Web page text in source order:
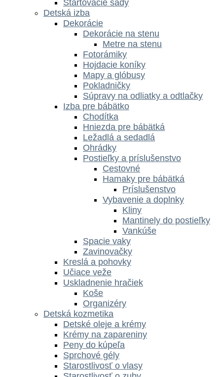
Štartovacie sady
Detská izba
Dekorácie
Dekorácie na stenu
Metre na stenu
Fotorámiky
Hojdacie koníky
Mapy a glóbusy
Pokladničky
Súpravy na odliatky a odtlačky
Izba pre bábätko
Chodítka
Hniezda pre bábätká
Ležadlá a sedadlá
Ohrádky
Postieľky a príslušenstvo
Cestovné
Hamaky pre bábätká
Príslušenstvo
Vybavenie a doplnky
Kliny
Mantinely do postieľky
Vankúše
Spacie vaky
Zavinovačky
Kreslá a pohovky
Učiace veže
Uskladnenie hračiek
Koše
Organizéry
Detská kozmetika
Detské oleje a krémy
Krémy na zapareniny
Peny do kúpeľa
Sprchové gély
Starostlivosť o vlasy